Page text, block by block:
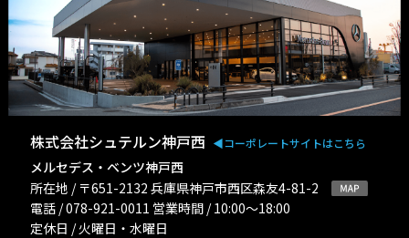
株式会社シュテルン神戸西 ◀︎コーポレートサイトはこちら
メルセデス・ベンツ神戸西
所在地 / 〒651-2132 兵庫県神戸市西区森友4-81-2
電話 / 078-921-0011 営業時間 / 10:00〜18:00
定休日 / 火曜日・水曜日